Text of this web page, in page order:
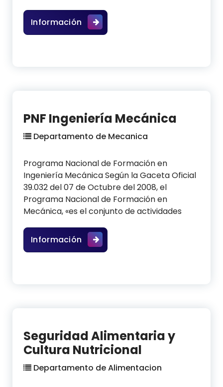
Información PNF Ing. Procesamiento y
PNF Ingeniería Mecánica
Departamento de Mecanica
Programa Nacional de Formación en
Ingeniería Mecánica Según la Gaceta Oficial
39.032 del 07 de Octubre del 2008, el
Programa Nacional de Formación en
Mecánica, «es el conjunto de actividades
Información PNF Ingeniería Mecánica
Seguridad Alimentaria y
Cultura Nutricional
Departamento de Alimentacion